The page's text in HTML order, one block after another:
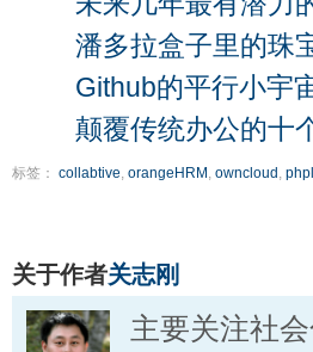
潘多拉盒子里的珠
Github的平行小宇
颠覆传统办公的十
标签： collabtive, orangeHRM , owncloud ,
关于作者关志刚
主要关注社